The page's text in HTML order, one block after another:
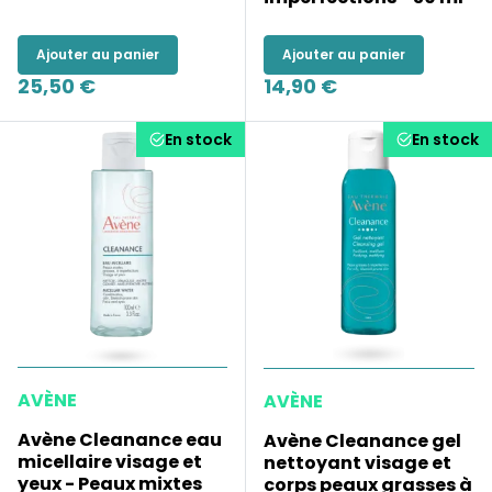
Ajouter au panier
25,50 €
Ajouter au panier
14,90 €
En stock
AVÈNE
Avène Cleanance eau
micellaire visage et
yeux - Peaux mixtes
En stock
AVÈNE
Avène Cleanance gel
nettoyant visage et
corps peaux grasses à